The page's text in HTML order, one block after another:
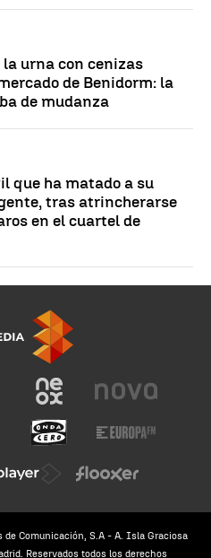
urna con cenizas
de Benidorm: la
de mudanza
que ha matado a su
tras atrincherarse
en el cuartel de
Comunicación, S.A - A. Isla Graciosa
Reservados todos los derechos